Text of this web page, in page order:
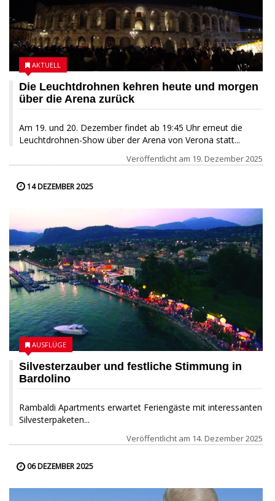
Die Leuchtdrohnen kehren heute und morgen
über die Arena zurück
Am 19. und 20. Dezember findet ab 19:45 Uhr erneut die
Leuchtdrohnen-Show über der Arena von Verona statt...
AKTUELL
Veröffentlicht am 19. Dezember 2025
14 DEZEMBER 2025
Silvesterzauber und festliche Stimmung in
Bardolino
Rambaldi Apartments erwartet Feriengäste mit interessanten
Silvesterpaketen...
AUSFLÜGE
Veröffentlicht am 14. Dezember 2025
06 DEZEMBER 2025